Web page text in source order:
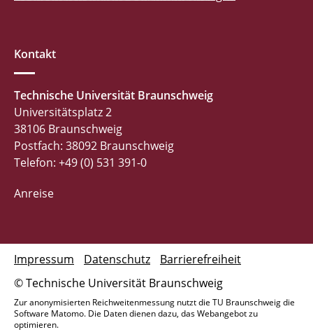
Kontakt
Technische Universität Braunschweig
Universitätsplatz 2
38106 Braunschweig
Postfach: 38092 Braunschweig
Telefon: +49 (0) 531 391-0
Anreise
© Technische Universität Braunschweig
Impressum Datenschutz Barrierefreiheit
Zur anonymisierten Reichweitenmessung nutzt die TU Braunschweig die
Software Matomo. Die Daten dienen dazu, das Webangebot zu
optimieren.